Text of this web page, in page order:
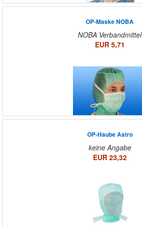
OP-Maske NOBA
NOBA Verbandmittel
EUR 5,71
OP-Haube Astro
keine Angabe
EUR 23,32